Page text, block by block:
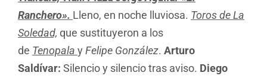
Ranchero». Lleno, en noche lluviosa. Toros de La
Soledad, que sustituyeron a los
de Tenopala y Felipe González. Arturo
Saldívar: Silencio y silencio tras aviso. Diego